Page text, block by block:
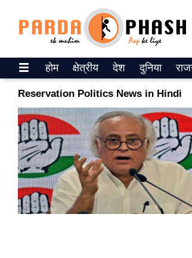
ePaper
वेब स्टोरीज
उत्तर प्रदेश
गैलरी
वीडियो
रिलेशनशिप
होम क्षेत्रीय देश दुनिया
Reservation Politics News in Hindi